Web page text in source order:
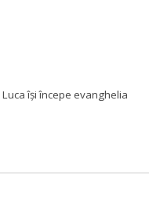
Luca îşi începe evanghelia